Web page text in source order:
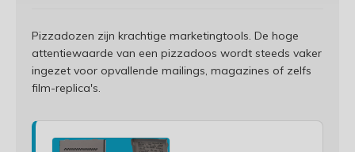
Pizzadozen zijn krachtige marketingtools. De hoge
attentiewaarde van een pizzadoos wordt steeds vaker
ingezet voor opvallende mailings, magazines of zelfs
film-replica's.